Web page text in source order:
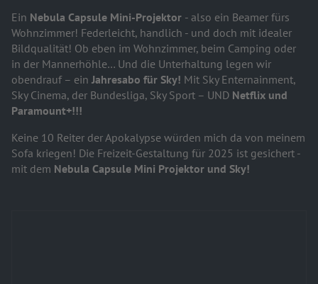
Ein Nebula Capsule Mini-Projektor - also ein Beamer fürs
Wohnzimmer! Federleicht, handlich - und doch mit idealer
Bildqualität! Ob eben im Wohnzimmer, beim Camping oder
in der Mannerhöhle… Und die Unterhaltung legen wir
obendrauf – ein Jahresabo für Sky! Mit Sky Enternainment,
Sky Cinema, der Bundesliga, Sky Sport – UND Netflix und
Paramount+!!!
Keine 10 Reiter der Apokalypse würden mich da von meinem
Sofa kriegen! Die Freizeit-Gestaltung für 2025 ist gesichert -
mit dem Nebula Capsule Mini Projektor und Sky!